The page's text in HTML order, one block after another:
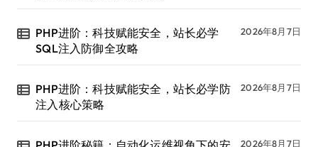
PHP进阶：科技赋能安全，站长必学
SQL注入防御全攻略
2026年8月7日
PHP进阶：科技赋能安全，站长必学防
注入核心策略
2026年8月7日
2026年8月7日